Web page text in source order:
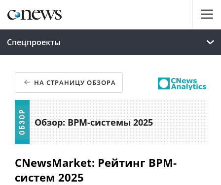
Спецпроекты
НА СТРАНИЦУ ОБЗОРА
Обзор: BPM-системы 2025
CNewsMarket: Рейтинг BPM-
систем 2025